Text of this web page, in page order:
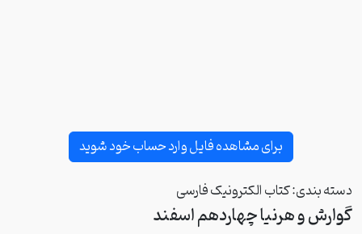
برای مشاهده فایل وارد حساب خود شوید
دسته بندی:کتاب الکترونیک فارسی
گوارش و هرنیا چهاردهم اسفند